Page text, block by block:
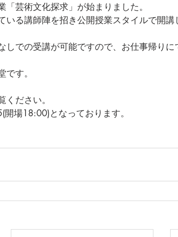
芸術文化探求」が始まりました。
いる講師陣を招き公開授業スタイルで開講
しでの受講が可能ですので、お仕事帰りに
す。
ださい。
場18:00)となっております。